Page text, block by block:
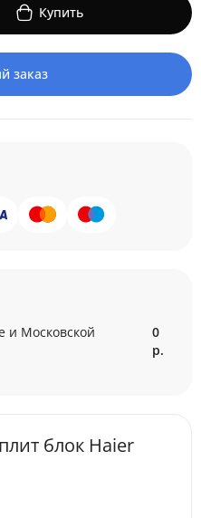
Купить
заказ
и Московской
0
р.
блок Haier